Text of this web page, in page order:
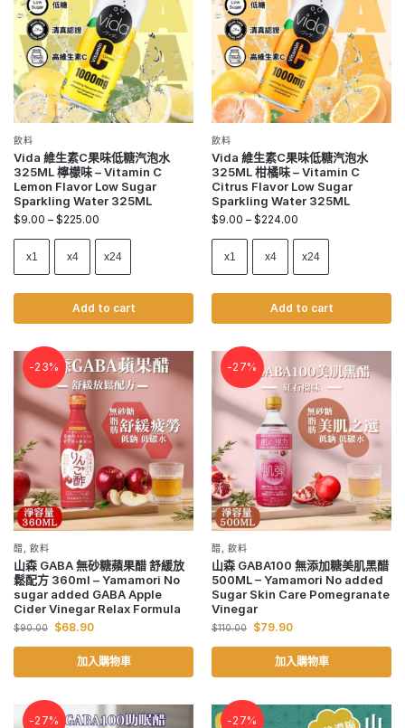
飲料
Vida 維生素C果味低糖汽泡水
325ML 檸檬味 – Vitamin C
Lemon Flavor Low Sugar
Sparkling Water 325ML
$9.00 – $225.00
x1 x4 x24
Add to cart
飲料
Vida 維生素C果味低糖汽泡水
325ML 柑橘味 – Vitamin C
Citrus Flavor Low Sugar
Sparkling Water 325ML
$9.00 – $224.00
x1 x4 x24
Add to cart
-23%
醋 ,飲料
山森 GABA 無砂糖蘋果醋 舒緩放
鬆配方 360ml – Yamamori No
sugar added GABA Apple
Cider Vinegar Relax Formula
$90.00 $68.90
加入購物車
-27%
醋 ,飲料
山森 GABA100 無添加糖美肌黑醋
500ML – Yamamori No added
Sugar Skin Care Pomegranate
Vinegar
$110.00 $79.90
加入購物車
-27% -27%